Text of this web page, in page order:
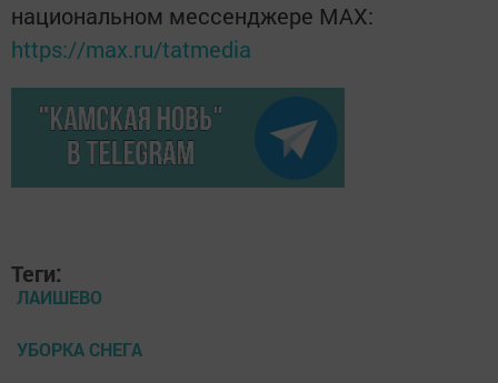
национальном мессенджере MАХ:
https://max.ru/tatmedia
Теги:
ЛАИШЕВО
УБОРКА СНЕГА